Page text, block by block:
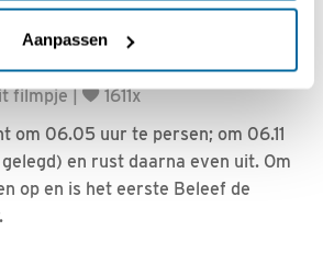
Aanpassen
Lente-ei!!
20 maart 2018, 6:22 |
Vind ik
filmpje|
1611x
om 06.05 uur te persen; om 06.11
en rust daarna even uit. Om
op en is het eerste Beleef de